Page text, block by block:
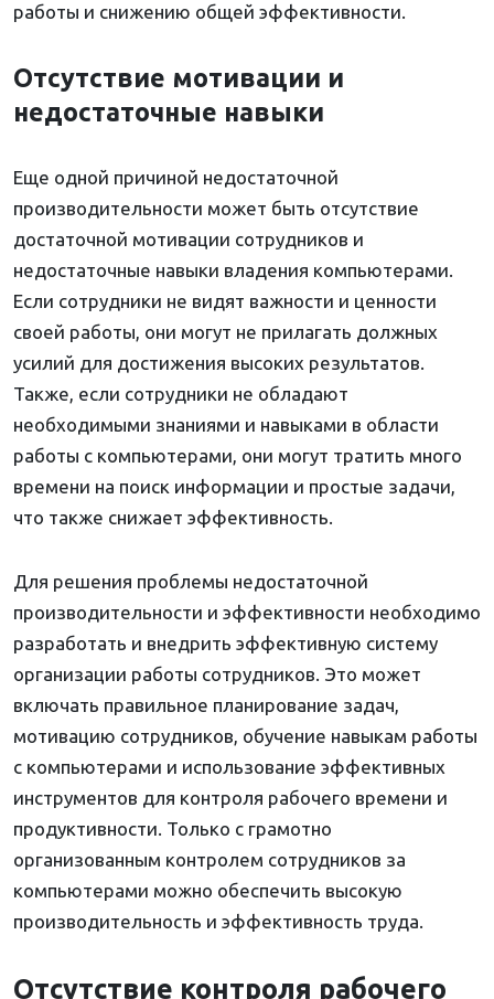
работы и снижению общей эффективности.
Отсутствие мотивации и
недостаточные навыки
Еще одной причиной недостаточной
производительности может быть отсутствие
достаточной мотивации сотрудников и
недостаточные навыки владения компьютерами.
Если сотрудники не видят важности и ценности
своей работы, они могут не прилагать должных
усилий для достижения высоких результатов.
Также, если сотрудники не обладают
необходимыми знаниями и навыками в области
работы с компьютерами, они могут тратить много
времени на поиск информации и простые задачи,
что также снижает эффективность.
Для решения проблемы недостаточной
производительности и эффективности необходимо
разработать и внедрить эффективную систему
организации работы сотрудников. Это может
включать правильное планирование задач,
мотивацию сотрудников, обучение навыкам работы
с компьютерами и использование эффективных
инструментов для контроля рабочего времени и
продуктивности. Только с грамотно
организованным контролем сотрудников за
компьютерами можно обеспечить высокую
производительность и эффективность труда.
Отсутствие контроля рабочего